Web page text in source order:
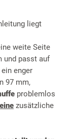
liegt
weite Seite
und passt auf
enger
97 mm,
problemlos
zusätzliche